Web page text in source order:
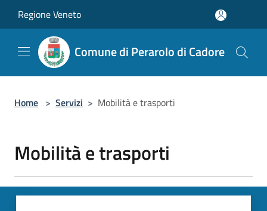
Regione Veneto
Comune di Perarolo di Cadore
Home > Servizi > Mobilità e trasporti
Mobilità e trasporti